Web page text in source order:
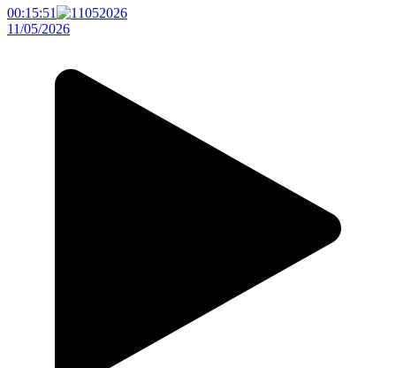
00:15:51
11/05/2026